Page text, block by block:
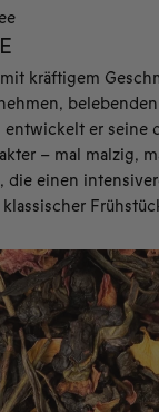
kräftigem
er seine
– mal malzig,
die einen